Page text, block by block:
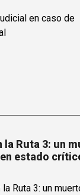
la Ruta 3: un
estado